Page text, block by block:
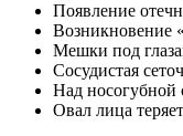
Появление
Возникновение
Мешки под
Сосудистая
Над носогубной
Овал лица